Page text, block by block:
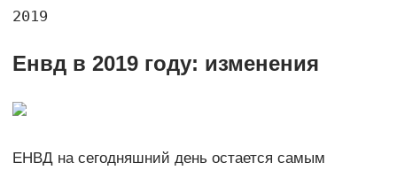
2019
Енвд в 2019 году: изменения
ЕНВД на сегодняшний день остается самым